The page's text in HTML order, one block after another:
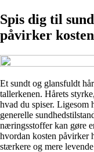
Spis dig til
påvirker
Et sundt og glansfuldt
tallerkenen. Hårets
hvad du spiser. Ligesom
generelle
næringsstoffer kan gøre
hvordan kosten påvirker
stærkere og mere